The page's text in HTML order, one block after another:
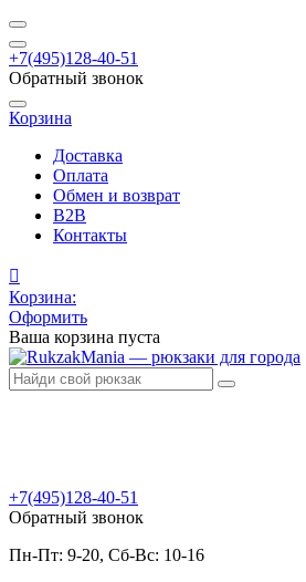
+7(495)128-40-51
Обратный звонок
Корзина
Доставка
Оплата
Обмен и возврат
B2B
Контакты
Корзина:
Оформить
Ваша корзина пуста
+7(495)128-40-51
Обратный звонок
Пн-Пт: 9-20, Сб-Вс: 10-16